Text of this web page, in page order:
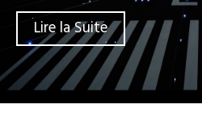
Lire la Suite